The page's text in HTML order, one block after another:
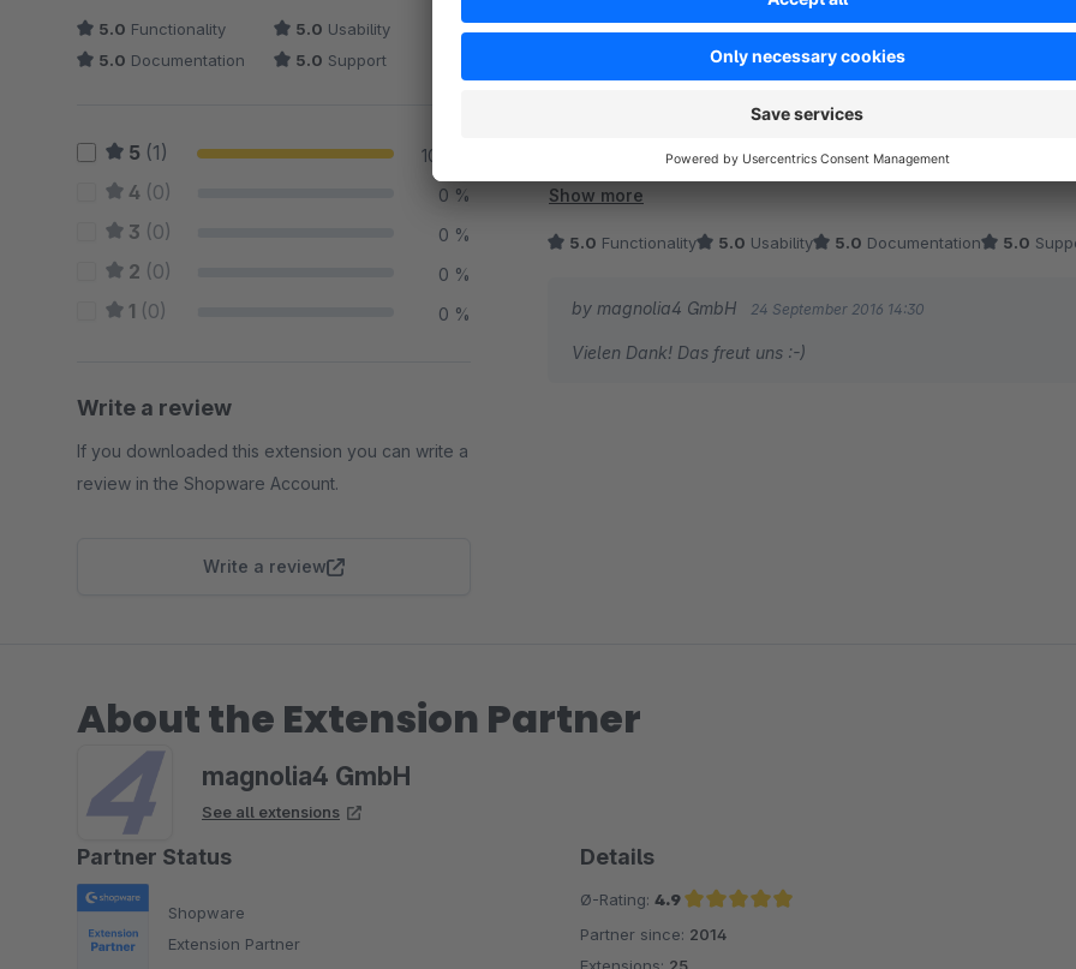
5.0 Functionality 5.0 Usability
5.0 Documentation 5.0 Support
5 (1) 100 %
4 (0) 0 %
3 (0) 0 %
2 (0) 0 %
1 (0) 0 %
Write a review
If you downloaded this extension you can write a
review in the Shopware Account.
Write a review
5.0
Average rating of 5 out of 5 stars
Mit diesem Modul ist es endlich möglich auf ansprechende
Show more
5.0 Functionality 5.0 Usability 5.0 Documentation 5.0
by magnolia4 GmbH 24 September 2016 14:30
Vielen Dank! Das freut uns :-)
About the Extension Partner
magnolia4 GmbH
See all extensions
Partner Status
Shopware
Extension Partner
Details
Ø-Rating: 4.9
Average rating of 4.9 out of 5 stars
Partner since: 2014